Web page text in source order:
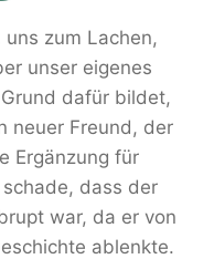
zum Lachen,
unser eigenes
dafür bildet,
neuer Freund, der
Ergänzung für
dass der
war, da er von
ablenkte.